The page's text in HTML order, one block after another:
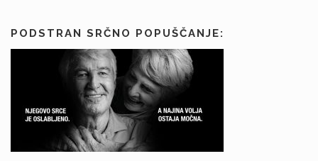
PODSTRAN SRČNO POPUŠČANJE: